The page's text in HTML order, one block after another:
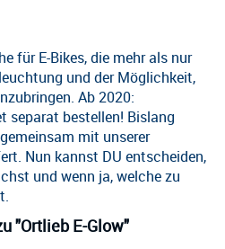
für E-Bikes, die mehr als nur
und der Möglichkeit,
Ab 2020:
separat bestellen! Bislang
mit unserer
Nun kannst DU entscheiden,
und wenn ja, welche zu
"Ortlieb E-Glow"